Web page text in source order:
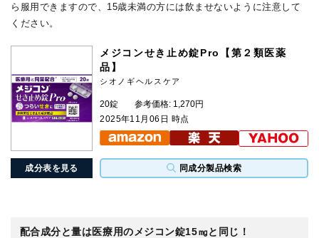
ら服用できますので、15歳未満の方には飲ませないように注意して
ください。
成分表を見る 同成分製品検索
メジコンせき止め錠Pro【第２類医薬
品】
シオノギヘルスケア
20錠
参考価格: 1,270円
2025年11月06日 時点
配合成分と量は医療用のメジコン錠15㎎と同じ！